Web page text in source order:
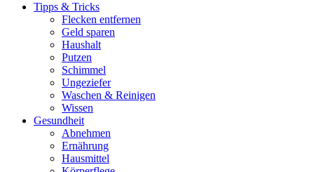
Tipps & Tricks
Flecken entfernen
Geld sparen
Haushalt
Putzen
Schimmel
Ungeziefer
Waschen & Reinigen
Wissen
Gesundheit
Abnehmen
Ernährung
Hausmittel